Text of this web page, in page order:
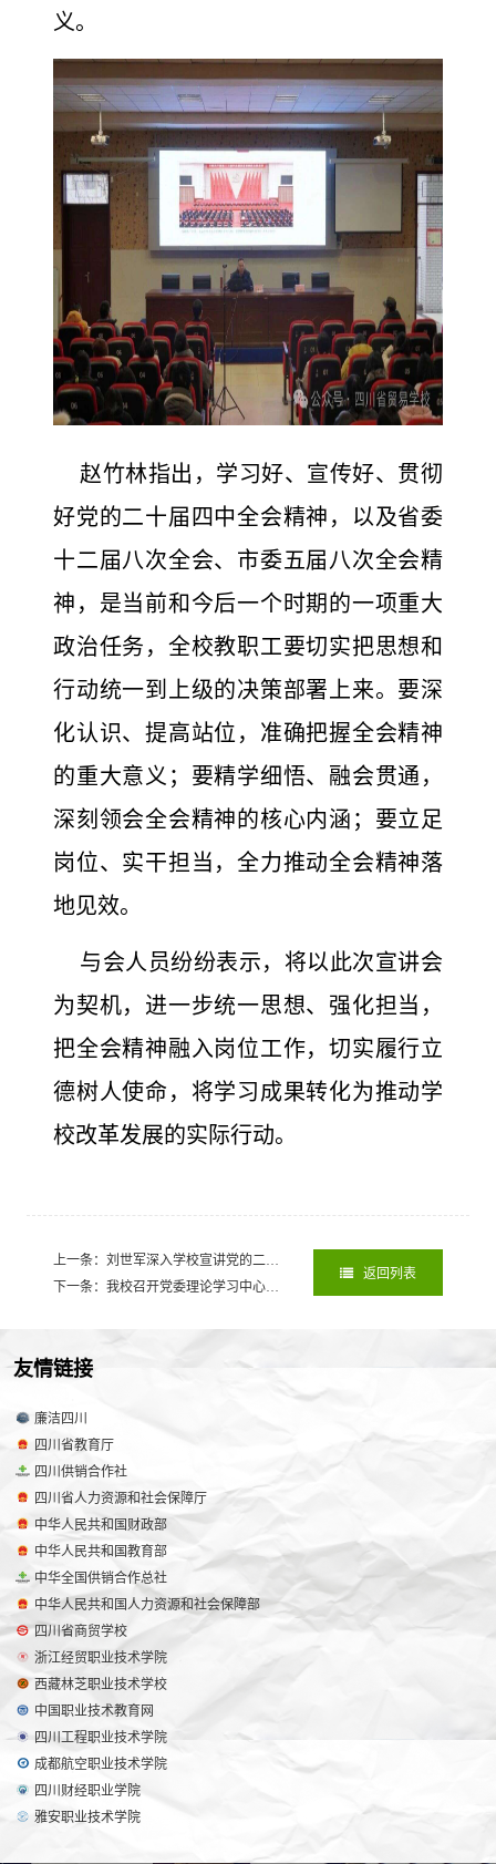
义。
赵竹林指出，学习好、宣传好、贯彻
好党的二十届四中全会精神，以及省委
十二届八次全会、市委五届八次全会精
神，是当前和今后一个时期的一项重大
政治任务，全校教职工要切实把思想和
行动统一到上级的决策部署上来。要深
化认识、提高站位，准确把握全会精神
的重大意义；要精学细悟、融会贯通，
深刻领会全会精神的核心内涵；要立足
岗位、实干担当，全力推动全会精神落
地见效。
与会人员纷纷表示，将以此次宣讲会
为契机，进一步统一思想、强化担当，
把全会精神融入岗位工作，切实履行立
德树人使命，将学习成果转化为推动学
校改革发展的实际行动。
上一条：刘世军深入学校宣讲党的二十届四中全会精神
下一条：我校召开党委理论学习中心组第6次专题学习会
返回列表
友情链接
廉洁四川
四川省教育厅
四川供销合作社
四川省人力资源和社会保障厅
中华人民共和国财政部
中华人民共和国教育部
中华全国供销合作总社
中华人民共和国人力资源和社会保障部
四川省商贸学校
浙江经贸职业技术学院
西藏林芝职业技术学校
中国职业技术教育网
四川工程职业技术学院
成都航空职业技术学院
四川财经职业学院
雅安职业技术学院